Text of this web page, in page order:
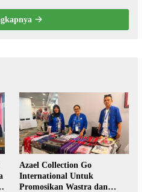
Azael Collection Go
International Untuk
Promosikan Wastra dan